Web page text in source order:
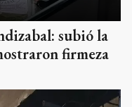
subió la
firmeza